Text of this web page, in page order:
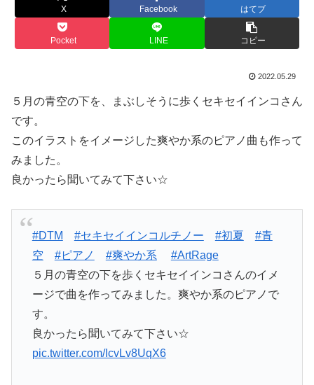
X Facebook はてブ
Pocket LINE コピー
2022.05.29
５月の青空の下を、まぶしそうに歩くセキセイインコさん
です。
このイラストをイメージした爽やか系のピアノ曲も作って
みました。
良かったら聞いてみて下さい☆
#DTM #セキセイインコルチノー #初夏
#青
空
#ピアノ #爽やか系
#ArtRage
５月の青空の下を歩くセキセイインコさんのイメ
ージで曲を作ってみました。爽やか系のピアノで
す。
良かったら聞いてみて下さい☆
pic.twitter.com/IcvLv8UqX6